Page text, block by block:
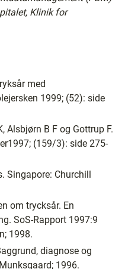
Klinik for
med
1999; (52): side
Alsbjørn B F og Gottrup F.
(159/3): side 275-
Singapore: Churchill
om trycksår. En
SoS-Rapport 1997:9
1998.
diagnose og
1996.